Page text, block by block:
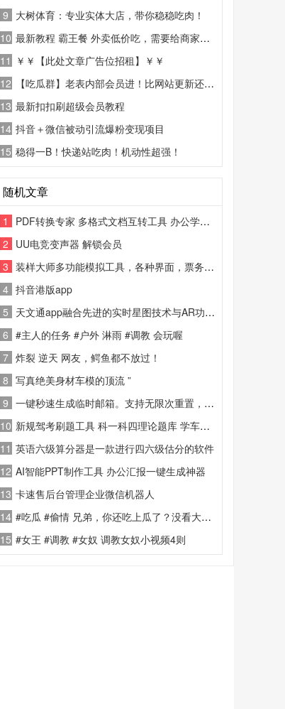
9 大树体育：专业实体大店，带你稳稳吃肉！
10 最新教程 霸王餐 外卖低价吃，需要给商家好评
11 ￥￥【此处文章广告位招租】￥￥
12
【吃瓜群】老表内部会员进！比网站更新还精彩！
13 最新扣扣刷超级会员教程
14 抖音＋微信被动引流爆粉变现项目
15 稳得一B！快递站吃肉！机动性超强！
随机文章
1
PDF转换专家 多格式文档互转工具 办公学习全能助手[顶!]
2 UU电竞变声器 解锁会员
3 装样大师多功能模拟工具，各种界面，票务、购物等多种场景模拟，界面简洁，操作简单，带来丰富的趣味体验。
4 抖音港版app
5 天文通app融合先进的实时星图技术与AR功能，为您提供全方位的天文观测体验
6 #主人的任务 #户外 淋雨 #调教 会玩喔
7 炸裂 逆天 网友，鳄鱼都不放过！
8 写真绝美身材车模的顶流 ”
9 一键秒速生成临时邮箱。支持无限次重置，随时拥有全新邮箱号
10 新规驾考刷题工具 科一科四理论题库 学车实操备考神器
11 英语六级算分器是一款进行四六级估分的软件
12 AI智能PPT制作工具 办公汇报一键生成神器
13 卡速售后台管理企业微信机器人
14 #吃瓜 #偷情 兄弟，你还吃上瓜了？没看大家都看你家呢吗？
15 #女王 #调教 #女奴 调教女奴小视频4则